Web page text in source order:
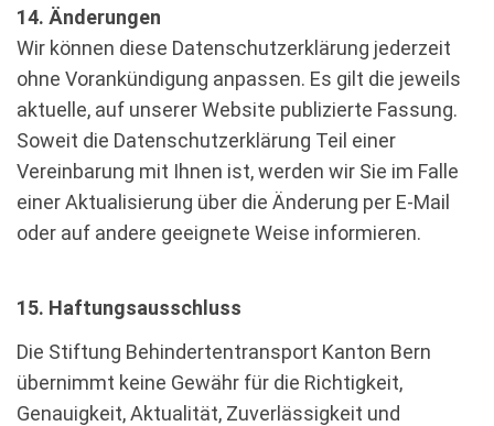
14. Änderungen
Wir können diese Datenschutzerklärung jederzeit
ohne Vorankündigung anpassen. Es gilt die jeweils
aktuelle, auf unserer Website publizierte Fassung.
Soweit die Datenschutzerklärung Teil einer
Vereinbarung mit Ihnen ist, werden wir Sie im Falle
einer Aktualisierung über die Änderung per E-Mail
oder auf andere geeignete Weise informieren.
15. Haftungsausschluss
Die Stiftung Behindertentransport Kanton Bern
übernimmt keine Gewähr für die Richtigkeit,
Genauigkeit, Aktualität, Zuverlässigkeit und